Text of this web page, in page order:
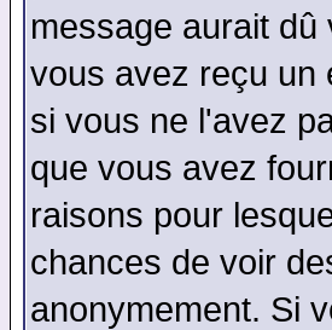
message aurait
vous avez reçu un
si vous ne l'avez
que vous avez
raisons pour
chances de voir
anonymement. Si